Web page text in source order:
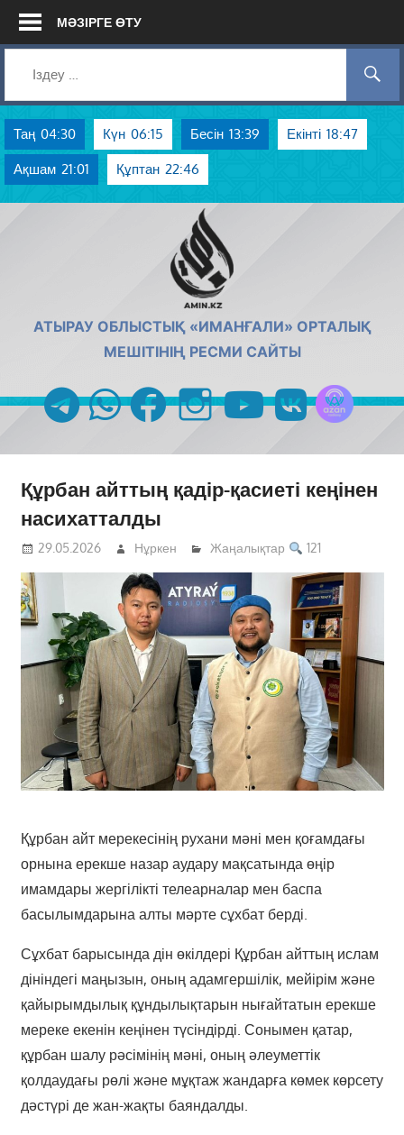
Skip
МӘЗІРГЕ ӨТУ
Таң 04:30 Күн 06:15 Бесін 13:39 Екінті 18:47
Ақшам 21:01 Құптан 22:46
АТЫРАУ ОБЛЫСТЫҚ «ИМАНҒАЛИ» ОРТАЛЫҚ
МЕШІТІНІҢ РЕСМИ САЙТЫ
telegramwhatsappfacebookinstagramyoutubevk
Құрбан айттың қадір-қасиеті кеңінен
насихатталды
29.05.2026 Нұркен Жаңалықтар 121
Құрбан айт мерекесінің рухани мәні мен қоғамдағы
орнына ерекше назар аудару мақсатында өңір
имамдары жергілікті телеарналар мен баспа
басылымдарына алты мәрте сұхбат берді.
Сұхбат барысында дін өкілдері Құрбан айттың ислам
дініндегі маңызын, оның адамгершілік, мейірім және
қайырымдылық құндылықтарын нығайтатын ерекше
мереке екенін кеңінен түсіндірді. Сонымен қатар,
құрбан шалу рәсімінің мәні, оның әлеуметтік
қолдаудағы рөлі және мұқтаж жандарға көмек көрсету
дәстүрі де жан-жақты баяндалды.